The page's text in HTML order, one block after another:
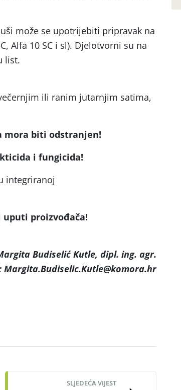
može se upotrijebiti pripravak na
Alfa 10 SC i sl). Djelotvorni su na
nisu uvijene u list.
ili ranim jutarnjim satima,
mora biti odstranjen!
i fungicida!
integriranoj
proizvođača!
Budiselić Kutle, dipl. ing. agr.
Margita.Budiselic.Kutle@komora.hr
SLJEDEĆA VIJEST